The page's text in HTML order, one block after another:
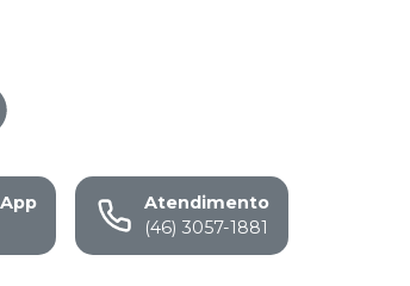
Atendimento
(46) 3057-1881